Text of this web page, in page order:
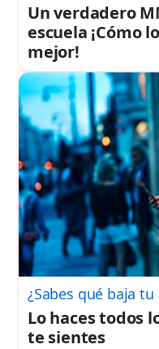
Un verdadero
escuela ¡Cómo
mejor!
¿Sabes qué baja
Lo haces todos
te sientes